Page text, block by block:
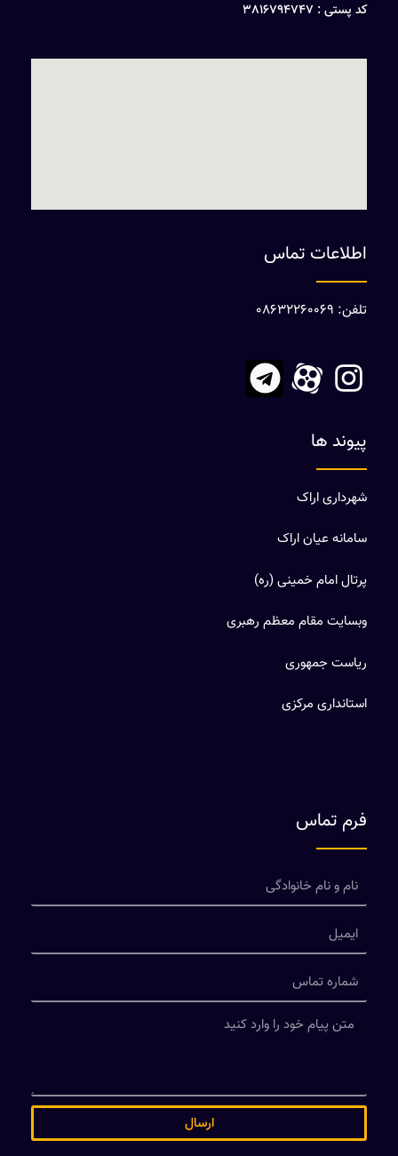
کد پستی : 3816794747
اطلاعات تماس
تلفن: 08632260069
پیوند ها
شهرداری اراک
سامانه عیان اراک
پرتال امام خمینی (ره)
وبسایت مقام معظم رهبری
ریاست جمهوری
استانداری مرکزی
فرم تماس
ارسال